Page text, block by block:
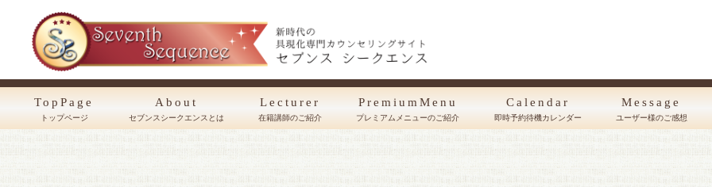
TopPage
トップページ
About
セブンスシークエンスとは
Lecturer
在籍講師のご紹介
PremiumMenu
プレミアムメニューのご紹介
Calendar
即時予約待機カレンダー
Message
ユーザー様のご感想